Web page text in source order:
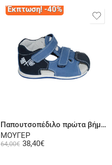
Έκπτωση! -40%
Παπουτσοπέδιλο πρώτα βήματα ψηλή φτέρνα δερμάτινο σαμουά ραφ μπλε
ΜΟΥΓΕΡ
64,00€ 38,40€